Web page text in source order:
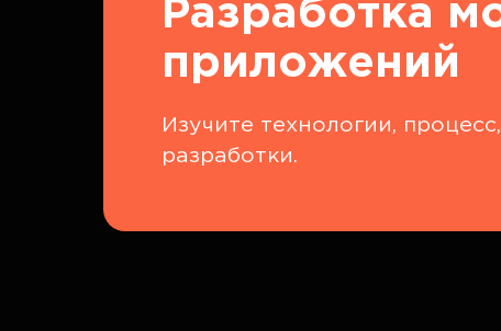
Разработка
приложений
Изучите технологии,
разработки.